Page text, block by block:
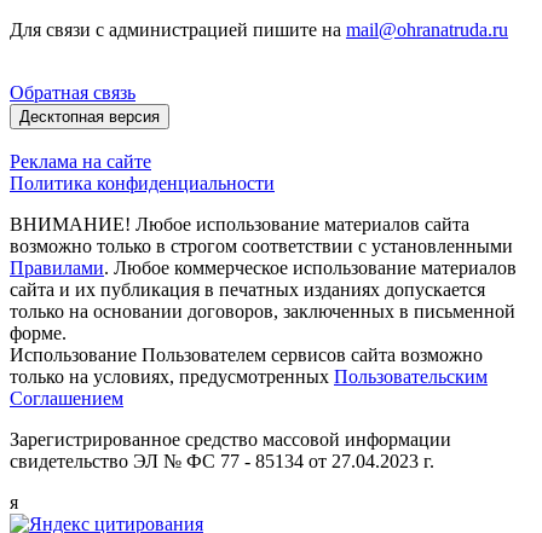
Для связи с администрацией пишите на mail@ohranatruda.ru
Обратная связь
Десктопная версия
Реклама на сайте
Политика конфиденциальности
ВНИМАНИЕ! Любое использование материалов сайта
возможно только в строгом соответствии с установленными
Правилами. Любое коммерческое использование материалов
сайта и их публикация в печатных изданиях допускается
только на основании договоров, заключенных в письменной
форме.
Использование Пользователем сервисов сайта возможно
только на условиях, предусмотренных Пользовательским
Соглашением
Зарегистрированное средство массовой информации
свидетельство ЭЛ № ФС 77 - 85134 от 27.04.2023 г.
я